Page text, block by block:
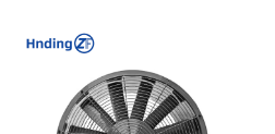
воздухообмена и
энергосбережения